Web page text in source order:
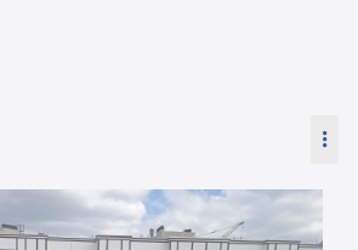
